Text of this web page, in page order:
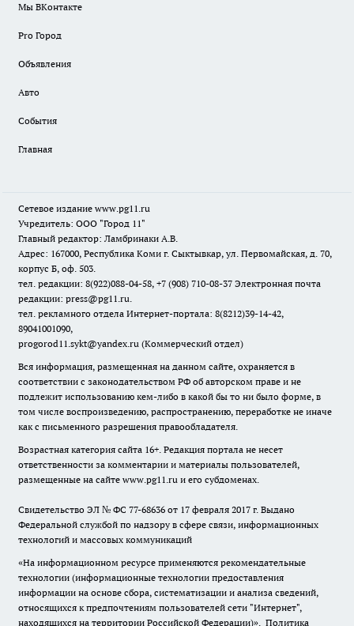
Мы ВКонтакте
Pro Город
Объявления
Авто
События
Главная
Сетевое издание www.pg11.ru
Учредитель: ООО "Город 11"
Главный редактор: Ламбринаки А.В.
Адрес: 167000, Республика Коми г. Сыктывкар, ул. Первомайская, д. 70,
корпус Б, оф. 503.
тел. редакции: 8(922)088-04-58, +7 (908) 710-08-37 Электронная почта
редакции: press@pg11.ru.
тел. рекламного отдела Интернет-портала: 8(8212)39-14-42,
89041001090,
progorod11.sykt@yandex.ru (Коммерческий отдел)
Вся информация, размещенная на данном сайте, охраняется в
соответствии с законодательством РФ об авторском праве и не
подлежит использованию кем-либо в какой бы то ни было форме, в
том числе воспроизведению, распространению, переработке не иначе
как с письменного разрешения правообладателя.
Возрастная категория сайта 16+. Редакция портала не несет
ответственности за комментарии и материалы пользователей,
размещенные на сайте www.pg11.ru и его субдоменах.
Свидетельство ЭЛ № ФС 77-68636 от 17 февраля 2017 г. Выдано
Федеральной службой по надзору в сфере связи, информационных
технологий и массовых коммуникаций
«На информационном ресурсе применяются рекомендательные
технологии (информационные технологии предоставления
информации на основе сбора, систематизации и анализа сведений,
относящихся к предпочтениям пользователей сети "Интернет",
находящихся на территории Российской Федерации)». Политика